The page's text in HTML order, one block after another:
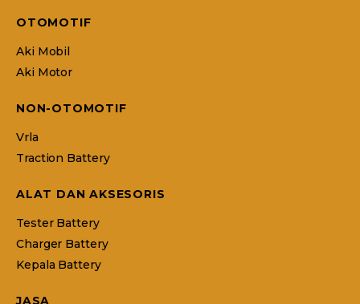
OTOMOTIF
Aki Mobil
Aki Motor
NON-OTOMOTIF
Vrla
Traction Battery
ALAT DAN AKSESORIS
Tester Battery
Charger Battery
Kepala Battery
JASA